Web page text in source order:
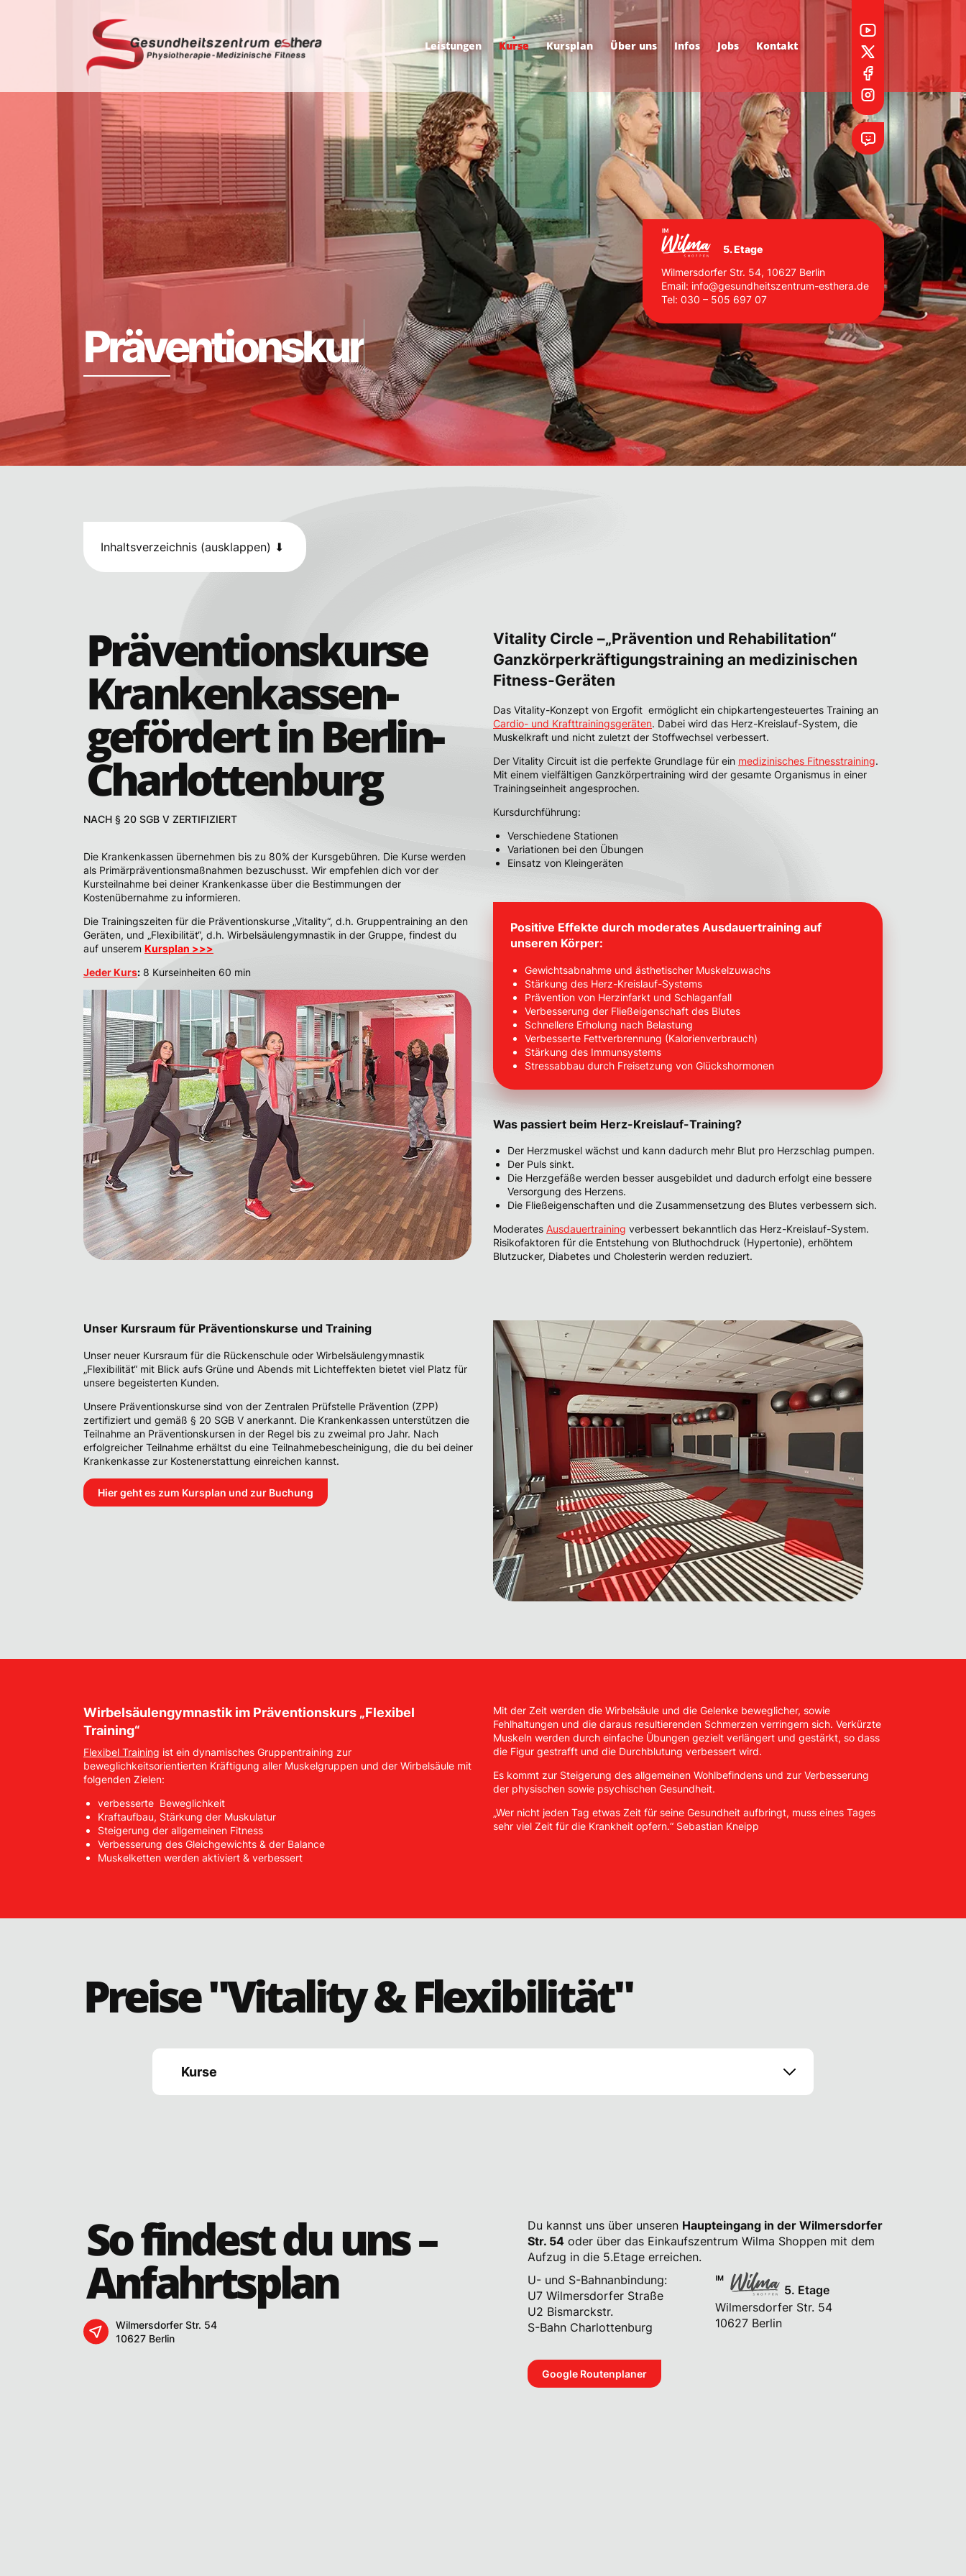
Leistungen Kurse Kursplan Über uns Infos Jobs Kontakt
Präventionskurse
5. Etage
Wilmersdorfer Str. 54, 10627 Berlin
Email: info@gesundheitszentrum-esthera.de
Tel: 030 – 505 697 07
Inhaltsverzeichnis (ausklappen) ⬇
Präventionskurse
Krankenkassen-
gefördert in Berlin-
Charlottenburg
NACH § 20 SGB V ZERTIFIZIERT
Die Krankenkassen übernehmen bis zu 80% der Kursgebühren. Die Kurse werden
als Primärpräventionsmaßnahmen bezuschusst. Wir empfehlen dich vor der
Kursteilnahme bei deiner Krankenkasse über die Bestimmungen der
Kostenübernahme zu informieren.
Die Trainingszeiten für die Präventionskurse „Vitality“, d.h. Gruppentraining an den
Geräten, und „Flexibilität“, d.h. Wirbelsäulengymnastik in der Gruppe, findest du
auf unserem Kursplan >>>
Jeder Kurs: 8 Kurseinheiten 60 min
Vitality Circle –„Prävention und Rehabilitation“
Ganzkörperkräftigungstraining an medizinischen
Fitness-Geräten
Das Vitality-Konzept von Ergofit ermöglicht ein chipkartengesteuertes Training an
Cardio- und Krafttrainingsgeräten. Dabei wird das Herz-Kreislauf-System, die
Muskelkraft und nicht zuletzt der Stoffwechsel verbessert.
Der Vitality Circuit ist die perfekte Grundlage für ein medizinisches Fitnesstraining.
Mit einem vielfältigen Ganzkörpertraining wird der gesamte Organismus in einer
Trainingseinheit angesprochen.
Kursdurchführung:
Verschiedene Stationen
Variationen bei den Übungen
Einsatz von Kleingeräten
Positive Effekte durch moderates Ausdauertraining auf
unseren Körper:
Gewichtsabnahme und ästhetischer Muskelzuwachs
Stärkung des Herz-Kreislauf-Systems
Prävention von Herzinfarkt und Schlaganfall
Verbesserung der Fließeigenschaft des Blutes
Schnellere Erholung nach Belastung
Verbesserte Fettverbrennung (Kalorienverbrauch)
Stärkung des Immunsystems
Stressabbau durch Freisetzung von Glückshormonen
Was passiert beim Herz-Kreislauf-Training?
Der Herzmuskel wächst und kann dadurch mehr Blut pro Herzschlag pumpen.
Der Puls sinkt.
Die Herzgefäße werden besser ausgebildet und dadurch erfolgt eine bessere
Versorgung des Herzens.
Die Fließeigenschaften und die Zusammensetzung des Blutes verbessern sich.
Moderates Ausdauertraining verbessert bekanntlich das Herz-Kreislauf-System.
Risikofaktoren für die Entstehung von Bluthochdruck (Hypertonie), erhöhtem
Blutzucker, Diabetes und Cholesterin werden reduziert.
Unser Kursraum für Präventionskurse und Training
Unser neuer Kursraum für die Rückenschule oder Wirbelsäulengymnastik
„Flexibilität“ mit Blick aufs Grüne und Abends mit Lichteffekten bietet viel Platz für
unsere begeisterten Kunden.
Unsere Präventionskurse sind von der Zentralen Prüfstelle Prävention (ZPP)
zertifiziert und gemäß § 20 SGB V anerkannt. Die Krankenkassen unterstützen die
Teilnahme an Präventionskursen in der Regel bis zu zweimal pro Jahr. Nach
erfolgreicher Teilnahme erhältst du eine Teilnahmebescheinigung, die du bei deiner
Krankenkasse zur Kostenerstattung einreichen kannst.
Hier geht es zum Kursplan und zur Buchung
Wirbelsäulengymnastik im Präventionskurs „Flexibel
Training“
Flexibel Training ist ein dynamisches Gruppentraining zur
beweglichkeitsorientierten Kräftigung aller Muskelgruppen und der Wirbelsäule mit
folgenden Zielen:
verbesserte Beweglichkeit
Kraftaufbau, Stärkung der Muskulatur
Steigerung der allgemeinen Fitness
Verbesserung des Gleichgewichts & der Balance
Muskelketten werden aktiviert & verbessert
Mit der Zeit werden die Wirbelsäule und die Gelenke beweglicher, sowie
Fehlhaltungen und die daraus resultierenden Schmerzen verringern sich. Verkürzte
Muskeln werden durch einfache Übungen gezielt verlängert und gestärkt, so dass
die Figur gestrafft und die Durchblutung verbessert wird.
Es kommt zur Steigerung des allgemeinen Wohlbefindens und zur Verbesserung
der physischen sowie psychischen Gesundheit.
„Wer nicht jeden Tag etwas Zeit für seine Gesundheit aufbringt, muss eines Tages
sehr viel Zeit für die Krankheit opfern.“ Sebastian Kneipp
Preise "Vitality & Flexibilität"
Kurse
So findest du uns –
Anfahrtsplan
Wilmersdorfer Str. 54
10627 Berlin
Du kannst uns über unseren Haupteingang in der Wilmersdorfer
Str. 54 oder über das Einkaufszentrum Wilma Shoppen mit dem
Aufzug in die 5.Etage erreichen.
U- und S-Bahnanbindung:
U7 Wilmersdorfer Straße
U2 Bismarckstr.
S-Bahn Charlottenburg
5. Etage
Wilmersdorfer Str. 54
10627 Berlin
Google Routenplaner
Möchtest du Vollzeit oder Teilzeit bei uns anfangen?
Vollzeit
Teilzeit
Frühestmöglicher Eintrittstermin
Was ist für dich im Job besonders wichtig?
Kontaktdaten
Anti-Spam:
Ich erkenne die
Datenschutzerklärung an.